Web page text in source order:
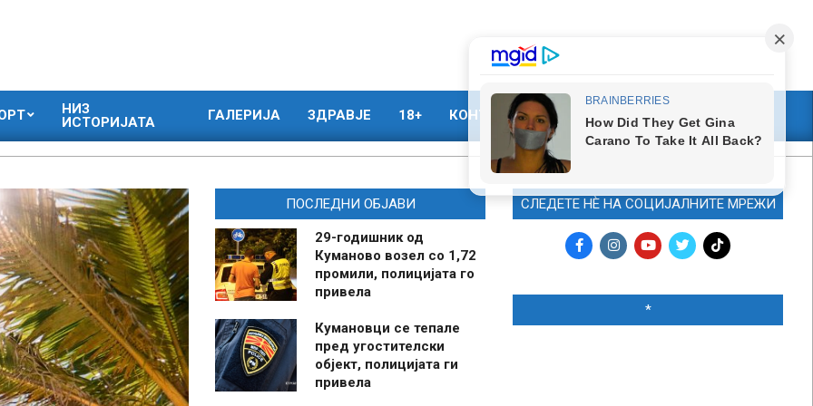
НИЗ
ИСТОРИЈАТА
ГАЛЕРИЈА ЗДРАВЈЕ 18+ КОНТАКТ МАРКЕТИНГ
ПОСЛЕДНИ ОБЈАВИ
29-годишник од
Куманово возел со 1,72
промили, полицијата го
привела
Кумановци се тепале
пред угостителски
објект, полицијата ги
привела
СЛЕДЕТЕ НЀ НА СОЦИЈАЛНИТЕ МРЕЖИ
*